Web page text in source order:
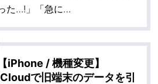
た…!」「急に…
【iPhone / 機種変更】
で旧端末のデータを引